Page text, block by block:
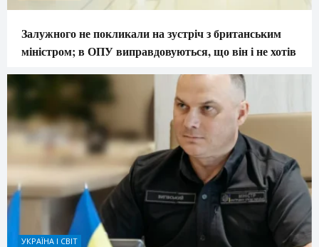
Залужного не покликали на зустріч з британським
міністром; в ОПУ виправдовуються, що він і не хотів
УКРАЇНА І СВІТ